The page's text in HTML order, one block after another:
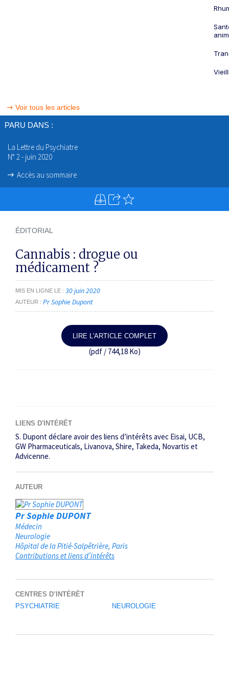
Voir tous les articles
PARU DANS :
La Lettre du Psychiatre
N° 2 - juin 2020
Accès au sommaire
ÉDITORIAL
Cannabis : drogue ou
médicament ?
MIS EN LIGNE LE 30 juin 2020
AUTEUR Pr Sophie Dupont
LIRE L'ARTICLE COMPLET
(pdf / 744,18 Ko)
LIENS D'INTÉRÊT
S. Dupont déclare avoir des liens d’intérêts avec Eisai, UCB,
GW Pharmaceuticals, Livanova, Shire, Takeda, Novartis et
Advicenne.
AUTEUR
Pr Sophie DUPONT
Médecin
Neurologie
Hôpital de la Pitié-Salpêtrière Paris
Contributions et liens d’intérêts
CENTRES D’INTÉRÊT
PSYCHIATRIE
NEUROLOGIE